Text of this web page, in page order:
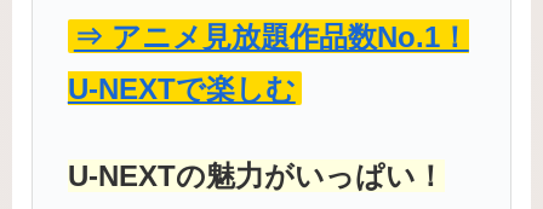
⇒ アニメ見放題作品数No.1！
U-NEXTで楽しむ
U-NEXTの魅力がいっぱい！